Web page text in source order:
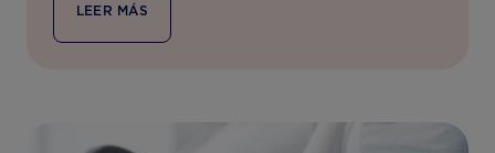
LEER MÁS